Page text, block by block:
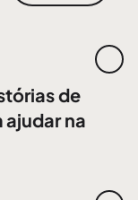
de
ajudar na